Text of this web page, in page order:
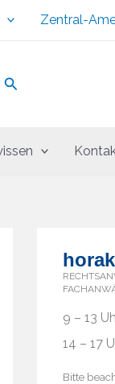
Zentral-
Suchen
9 – 13
14 – 17
Bitte